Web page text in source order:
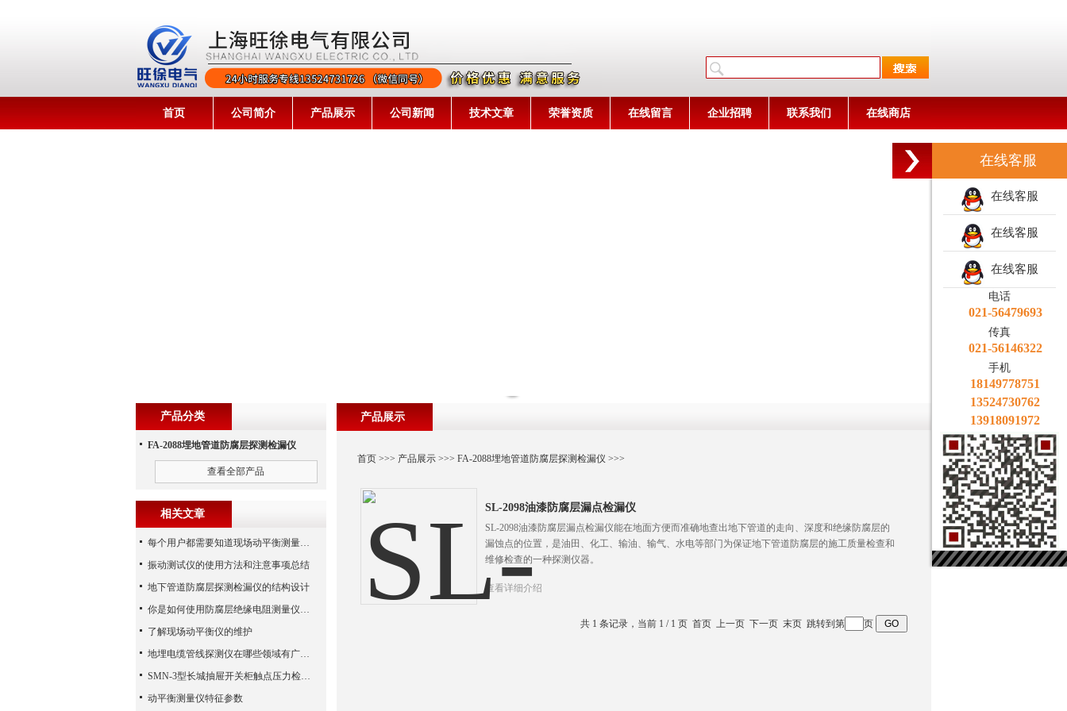
首页 公司简介 产品展示 公司新闻 技术文章 荣誉资质 在线留言 企业招聘 联系我们 在线商店
产品展示
首页 >>> 产品展示 >>>FA-2088埋地管道防腐层探测检漏仪 >>>
SL-2098油漆防腐层漏点检漏仪
SL-2098油漆防腐层漏点检漏仪能在地面方便而准确地查出地下管道的走向、深度和绝缘防腐层的
漏蚀点的位置，是油田、化工、输油、输气、水电等部门为保证地下管道防腐层的施工质量检查和
维修检查的一种探测仪器。
查看详细介绍
共 1 条记录，当前 1 / 1 页 首页 上一页 下一页 末页 跳转到第 页
产品分类
FA-2088埋地管道防腐层探测检漏仪
查看全部产品
相关文章
每个用户都需要知道现场动平衡测量仪的一些知识
振动测试仪的使用方法和注意事项总结
地下管道防腐层探测检漏仪的结构设计
你是如何使用防腐层绝缘电阻测量仪的呢？
了解现场动平衡仪的维护
地埋电缆管线探测仪在哪些领域有广泛应用？
SMN-3型长城抽屉开关柜触点压力检测仪技术参数
动平衡测量仪特征参数
在线客服
在线客服
在线客服
在线客服
电话
021-56479693
传真
021-56146322
手机
18149778751
13524730762
13918091972